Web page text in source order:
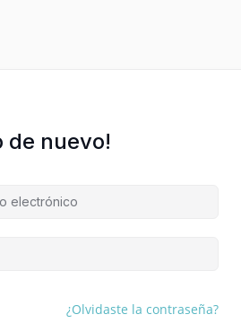
de nuevo!
¿Olvidaste la contraseña?